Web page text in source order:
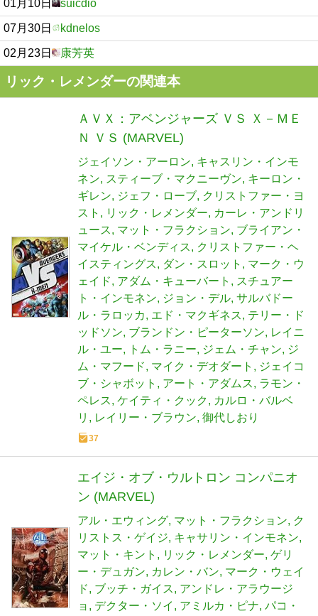
01月10日 suicdio
07月30日 kdnelos
02月23日 康芳英
リック・レメンダーの関連本
ＡＶＸ：アベンジャーズ ＶＳ Ｘ－ＭＥ
Ｎ ＶＳ (MARVEL)
ジェイソン・アーロン キャスリン・インモ
ネン
スティーブ・マクニーヴン キーロン・
ギレン
ジェフ・ローブ クリストファー・ヨ
スト
リック・レメンダー
カーレ・アンドリ
ュース
マット・フラクション ブライアン・
マイケル・ベンディス
クリストファー・ヘ
イスティングス
ダン・スロット
マーク・ウ
ェイド
アダム・キューバート
スチュアー
ト・インモネン
ジョン・デル サルバドー
ル・ラロッカ
エド・マクギネス
テリー・ド
ッドソン ブランドン・ピーターソン
レイニ
ル・ユー
トム・ラニー ジェム・チャン
ジ
ム・マフード
マイク・デオダート
ジェイコ
ブ・シャボット
アート・アダムス
ラモン・
ペレス ケイティ・クック
カルロ・バルベ
リ
レイリー・ブラウン 御代しおり
37
エイジ・オブ・ウルトロン コンパニオ
ン (MARVEL)
アル・エウィング マット・フラクション
ク
リストス・ゲイジ キャサリン・インモネン
マット・キント
リック・レメンダー ゲリ
ー・デュガン
カレン・バン マーク・ウェイ
ド
ブッチ・ガイス
アンドレ・アラウージ
ョ
デクター・ソイ アミルカ・ピナ パコ・